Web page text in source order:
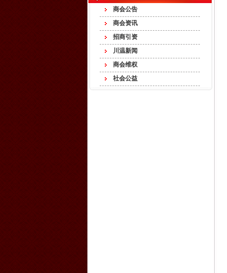
商会公告
商会资讯
招商引资
川温新闻
商会维权
社会公益